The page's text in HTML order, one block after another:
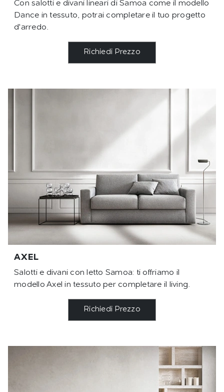
Con salotti e divani lineari di Samoa come il modello
Dance in tessuto, potrai completare il tuo progetto
d'arredo.
Richiedi Prezzo
AXEL
Salotti e divani con letto Samoa: ti offriamo il
modello Axel in tessuto per completare il living.
Richiedi Prezzo